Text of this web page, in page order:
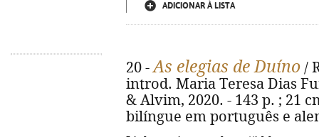
ADICIONAR À LISTA
20 -As elegias de Duíno /
introd. Maria Teresa Dias
& Alvim, 2020. - 143 p. ; 21
bilíngue em português e